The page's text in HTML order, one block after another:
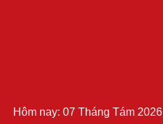
Hôm nay: 07 Tháng Tám 2026